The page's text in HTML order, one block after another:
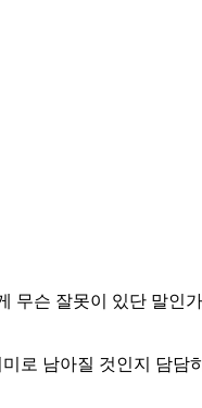
슨 잘못이 있단 말
로 남아질 것인지 담